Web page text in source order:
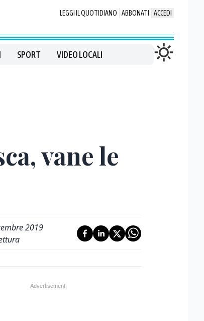
LEGGI IL QUOTIDIANO ABBONATI ACCEDI
SPORT VIDEO LOCALI
vane le
2019